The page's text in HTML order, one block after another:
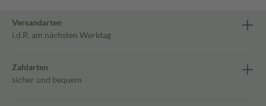
Versandarten
i.d.R. am nächsten Werktag
Zahlarten
sicher und bequem